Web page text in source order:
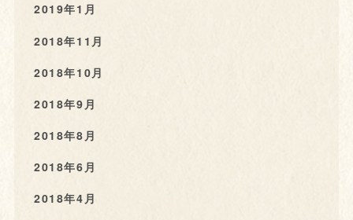
2019年1月
2018年11月
2018年10月
2018年9月
2018年8月
2018年6月
2018年4月